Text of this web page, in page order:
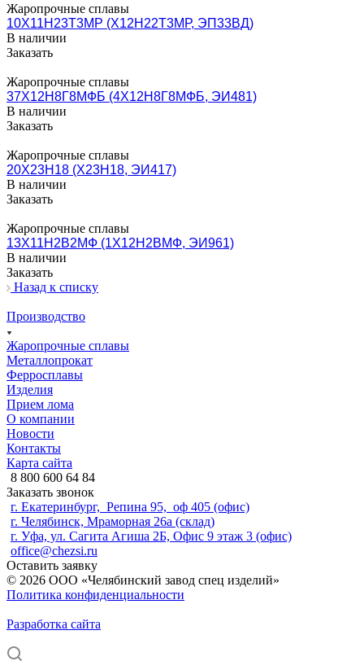
Жаропрочные сплавы
10Х11Н23Т3МР (Х12Н22Т3МР, ЭП33ВД)
В наличии
Заказать
Жаропрочные сплавы
37Х12Н8Г8МФБ (4Х12Н8Г8МФБ, ЭИ481)
В наличии
Заказать
Жаропрочные сплавы
20Х23Н18 (Х23Н18, ЭИ417)
В наличии
Заказать
Жаропрочные сплавы
13Х11Н2В2МФ (1Х12Н2ВМФ, ЭИ961)
В наличии
Заказать
Назад к списку
Производство
Жаропрочные сплавы
Металлопрокат
Ферросплавы
Изделия
Прием лома
О компании
Новости
Контакты
Карта сайта
8 800 600 64 84
Заказать звонок
г. Екатеринбург, Репина 95, оф 405 (офис)
г. Челябинск, Мраморная 26а (склад)
г. Уфа, ул. Сагита Агиша 2Б, Офис 9 этаж 3 (офис)
office@chezsi.ru
Оставить заявку
© 2026 ООО «Челябинский завод спец изделий»
Политика конфиденциальности
Разработка сайта